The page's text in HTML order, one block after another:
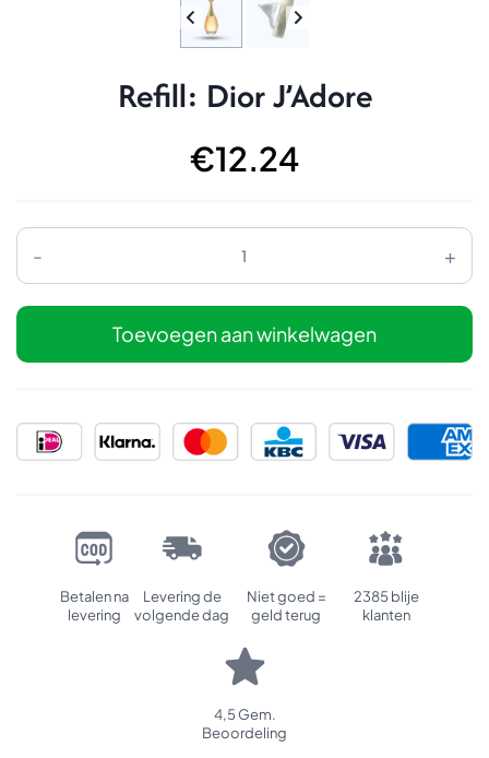
Refill: Dior J’Adore
€12.24
Refill:
Dior
J'Adore
aantal
Toevoegen aan winkelwagen
Betalen na
levering
Levering de
volgende dag
Niet goed =
geld terug
2385 blije
klanten
4,5 Gem.
Beoordeling